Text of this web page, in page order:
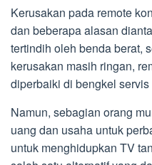
Kerusakan pada remote
dan beberapa alasan
tertindih oleh benda berat,
kerusakan masih ringan,
diperbaiki di bengkel
Namun, sebagian orang
uang dan usaha untuk
untuk menghidupkan TV